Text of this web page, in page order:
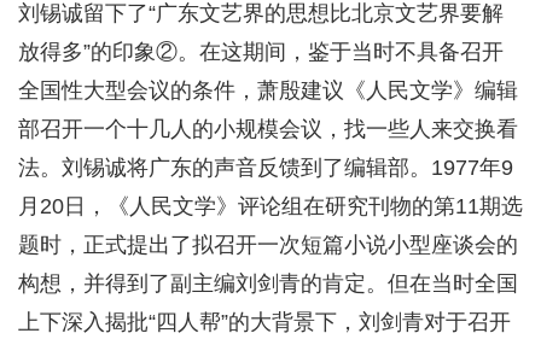
刘锡诚留下了“广东文艺界的思想比北京文艺界要解
放得多”的印象②。在这期间，鉴于当时不具备召开
全国性大型会议的条件，萧殷建议《人民文学》编辑
部召开一个十几人的小规模会议，找一些人来交换看
法。刘锡诚将广东的声音反馈到了编辑部。1977年9
月20日，《人民文学》评论组在研究刊物的第11期选
题时，正式提出了拟召开一次短篇小说小型座谈会的
构想，并得到了副主编刘剑青的肯定。但在当时全国
上下深入揭批“四人帮”的大背景下，刘剑青对于召开